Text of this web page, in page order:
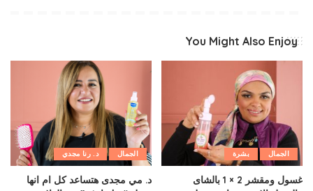
You Might Also Enjoy
الجمال بشرة
غسول ومقشر 2 × 1 بالشاى
الجمال د. رنا مجدي
د. مي مجدى هتساعد كل ام انها